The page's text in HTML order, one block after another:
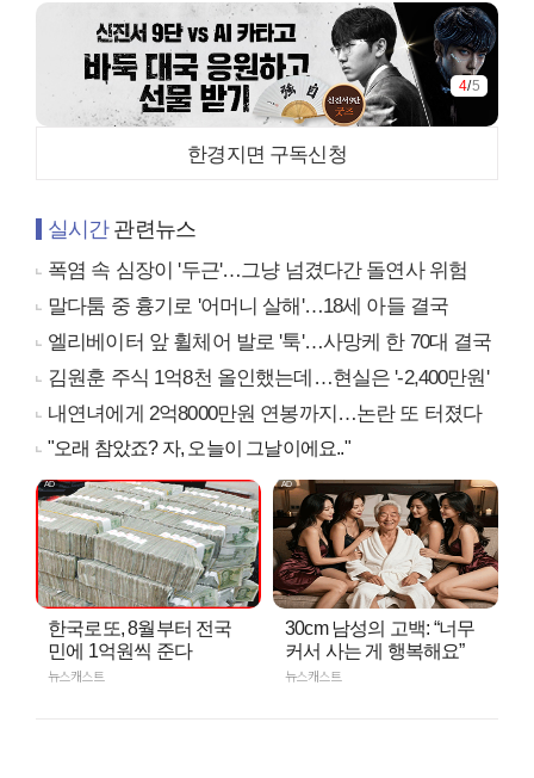
4/5
한경지면 구독신청
실시간관련뉴스
폭염 속 심장이 '두근'…그냥 넘겼다간 돌연사 위험
말다툼 중 흉기로 '어머니 살해'…18세 아들 결국
엘리베이터 앞 휠체어 발로 '툭'…사망케 한 70대 결국
김원훈 주식 1억8천 올인했는데…현실은 '-2,400만원'
내연녀에게 2억8000만원 연봉까지…논란 또 터졌다
"오래 참았죠? 자, 오늘이 그날이에요.."
한국로또, 8월부터 전국
민에 1억원씩 준다
뉴스캐스트
30cm 남성의 고백: “너무
커서 사는 게 행복해요”
뉴스캐스트